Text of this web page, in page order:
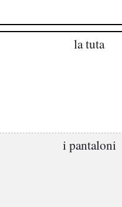
la tuta
i pantaloni